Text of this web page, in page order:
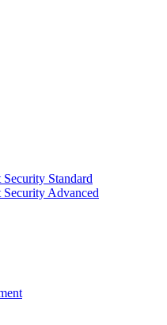
Standard
Advanced